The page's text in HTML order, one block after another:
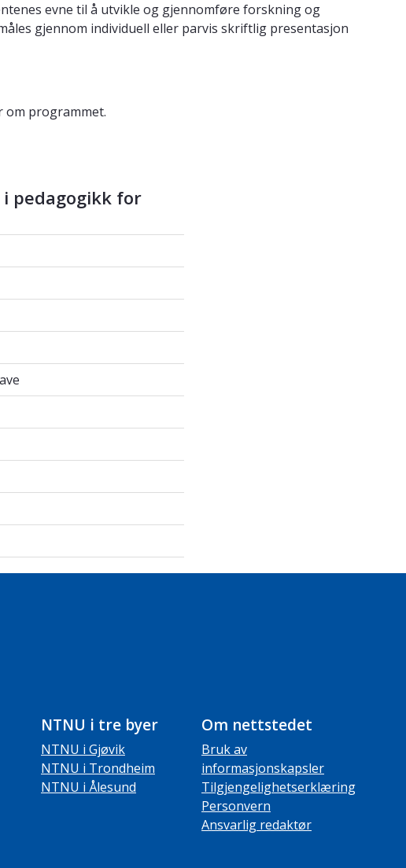
evne til å utvikle og gjennomføre forskning og
gjennom individuell eller parvis skriftlig presentasjon
om programmet.
pedagogikk for
NTNU i tre byer
NTNU i Gjøvik
NTNU i Trondheim
NTNU i Ålesund
Om nettstedet
Bruk av
informasjonskapsler
Tilgjengelighetserklæring
Personvern
Ansvarlig redaktør